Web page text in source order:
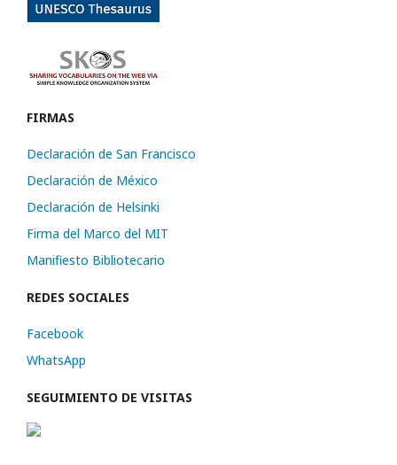
FIRMAS
Declaración de San Francisco
Declaración de México
Declaración de Helsinki
Firma del Marco del MIT
Manifiesto Bibliotecario
REDES SOCIALES
Facebook
WhatsApp
SEGUIMIENTO DE VISITAS